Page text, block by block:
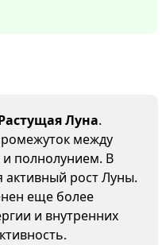
Луна.
между
полнолунием. В
активный рост Луны.
еще более
и внутренних